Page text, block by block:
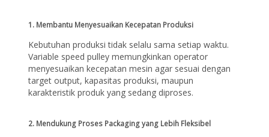
1. Membantu Menyesuaikan Kecepatan Produksi
Kebutuhan produksi tidak selalu sama setiap waktu.
Variable speed pulley memungkinkan operator
menyesuaikan kecepatan mesin agar sesuai dengan
target output, kapasitas produksi, maupun
karakteristik produk yang sedang diproses.
2. Mendukung Proses Packaging yang Lebih Fleksibel